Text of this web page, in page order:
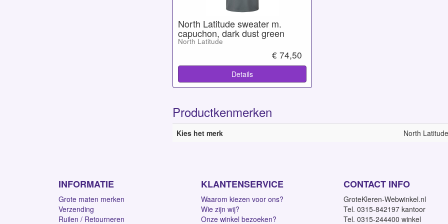
North Latitude sweater m.
capuchon, dark dust green
North Latitude
€ 74,50
Details
Productkenmerken
Kies het merk North Latitude
INFORMATIE
Grote maten merken
Verzending
Ruilen / Retourneren
KLANTENSERVICE
Waarom kiezen voor ons?
Wie zijn wij?
Onze winkel bezoeken?
CONTACT INFO
GroteKleren-Webwinkel.nl
Tel. 0315-842197 kantoor
Tel. 0315-244400 winkel